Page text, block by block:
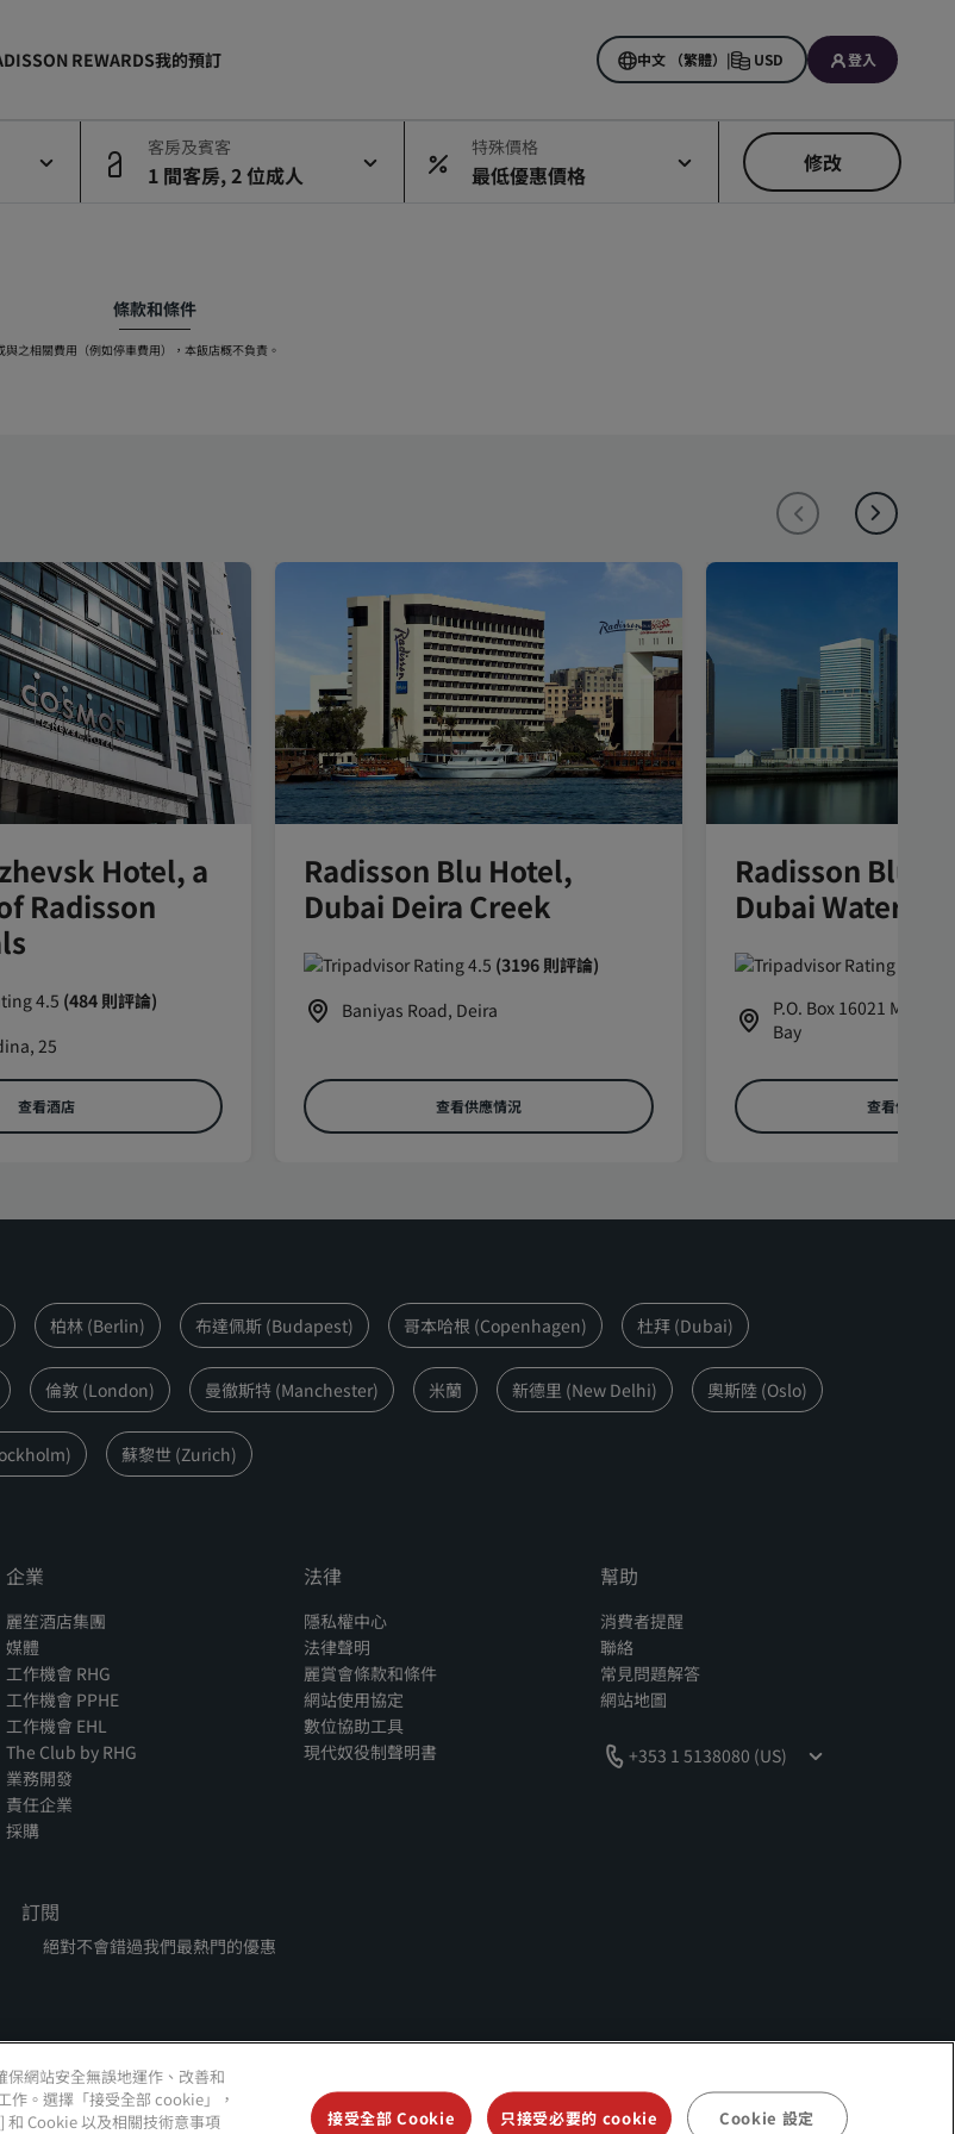
REWARDS我的預訂 中文 （繁體） | USD 登入
客房及賓客
1 間客房, 2 位成人
特殊價格
最低優惠價格 修改
條款和條件
之相關費用（例如停車費用），本飯店概不負責。
Hotel, a
Radisson
(484 則評論)
25
查看酒店
Radisson Blu Hotel,
Dubai Deira Creek
(3196 則評論)
Baniyas Road, Deira
查看供應情況
Radisson Blu
Dubai
P.O. Box 16021 Marasi
Bay
查看供應情況
柏林 (Berlin) 布達佩斯 (Budapest) 哥本哈根 (Copenhagen) 杜拜 (Dubai)
倫敦 (London) 曼徹斯特 (Manchester) 米蘭 新德里 (New Delhi) 奧斯陸 (Oslo)
蘇黎世 (Zurich)
企業
麗笙酒店集團
媒體
工作機會 RHG
工作機會 PPHE
工作機會 EHL
The Club by RHG
業務開發
責任企業
採購
法律
隱私權中心
法律聲明
麗賞會條款和條件
網站使用協定
數位協助工具
現代奴役制聲明書
幫助
消費者提醒
聯絡
常見問題解答
網站地圖
+353 1 5138080 (US)
訂閱
絕對不會錯過我們最熱門的優惠
RED、Radisson Blu、Radisson Collection、Radisson Individuals、Park Plaza、Park Inn、Country Inn & Suites、Prize by
網站安全無誤地運作、改善和
作。選擇「接受全部 cookie」，
] 和 Cookie 以及相關技術意事項
接受全部 Cookie 只接受必要的 cookie Cookie 設定